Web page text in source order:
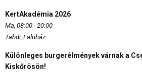
KertAkadémia 2026
Ma, 08:00 - 20:00
Tabdi, Faluház
Különleges burgerélmények várnak a
Kiskőrösön!